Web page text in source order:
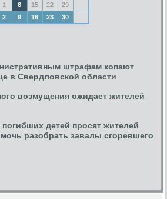
1 8 15 22
29
2 9 16 23 30
штрафам копают
в Свердловской области
возмущения ожидает жителей
детей просят жителей
разобрать завалы сгоревшего